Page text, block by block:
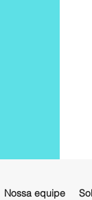
Nossa equipe